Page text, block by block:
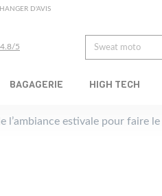
D'AVIS
5
BAGAGERIE HIGH TECH
l’ambiance estivale pour faire